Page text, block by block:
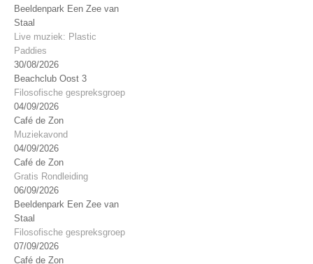
Beeldenpark Een Zee van
Staal
Live muziek: Plastic
Paddies
30/08/2026
Beachclub Oost 3
Filosofische gespreksgroep
04/09/2026
Café de Zon
Muziekavond
04/09/2026
Café de Zon
Gratis Rondleiding
06/09/2026
Beeldenpark Een Zee van
Staal
Filosofische gespreksgroep
07/09/2026
Café de Zon